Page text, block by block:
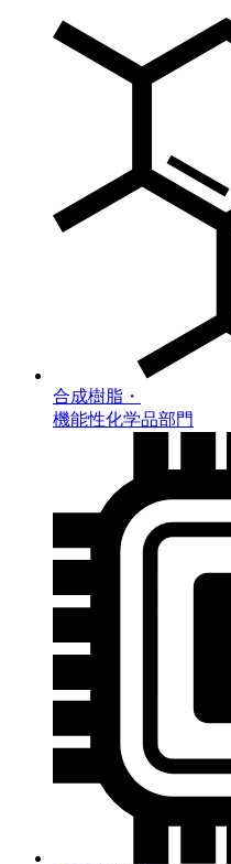
合成樹脂・
機能性化学品部門